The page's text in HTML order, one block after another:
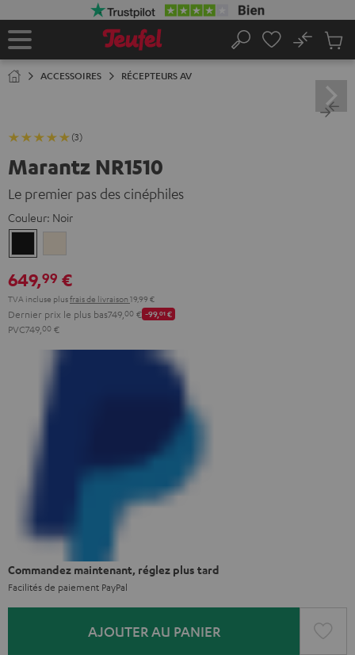
Page
Rechercher
No
panier
ACCESSOIRES RÉCEPTEURS AV
(3)
Marantz NR1510
Le premier pas des cinéphiles
Couleur: Noir
649,99 €
TVA incluse plusfrais de livraison 19,99 €
Dernier prix le plus bas749, 00 € -99,01€
PVC749, 00 €
Commandez maintenant, réglez plus tard
Facilités de paiement PayPal
AJOUTER AU PANIER